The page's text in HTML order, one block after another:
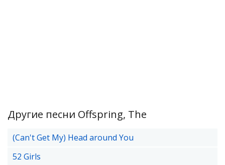
Другие песни Offspring, The
(Can't Get My) Head around You
52 Girls